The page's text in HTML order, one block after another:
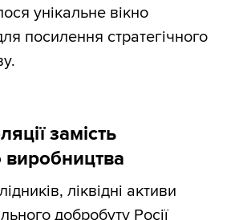
унікальне вікно
посилення стратегічного
замість
виробництва
ліквідні активи
добробуту Росії